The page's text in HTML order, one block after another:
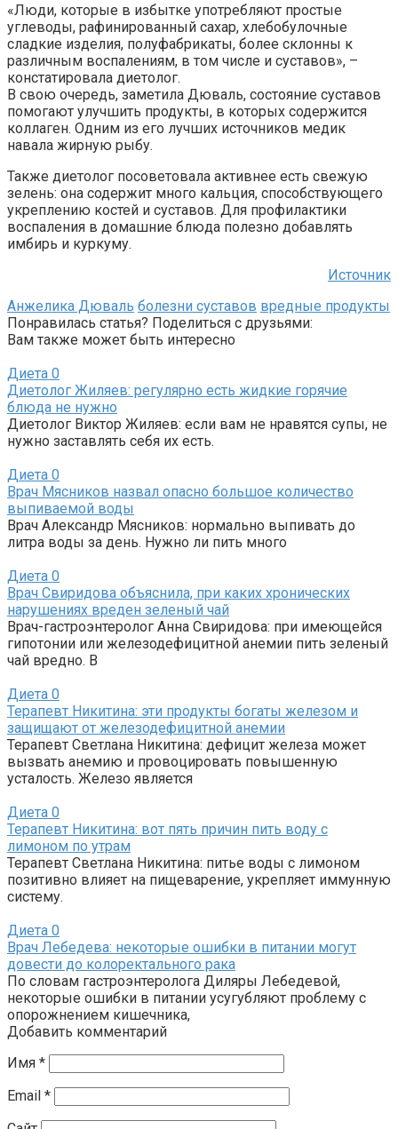
«Люди, которые в избытке употребляют простые
углеводы, рафинированный сахар, хлебобулочные
сладкие изделия, полуфабрикаты, более склонны к
различным воспалениям, в том числе и суставов», –
констатировала диетолог.
В свою очередь, заметила Дюваль, состояние суставов
помогают улучшить продукты, в которых содержится
коллаген. Одним из его лучших источников медик
навала жирную рыбу.
Также диетолог посоветовала активнее есть свежую
зелень: она содержит много кальция, способствующего
укреплению костей и суставов. Для профилактики
воспаления в домашние блюда полезно добавлять
имбирь и куркуму.
Источник
Анжелика Дюваль болезни суставов вредные продукты
Понравилась статья? Поделиться с друзьями:
Вам также может быть интересно
Диета 0
Диетолог Жиляев: регулярно есть жидкие горячие
блюда не нужно
Диетолог Виктор Жиляев: если вам не нравятся супы, не
нужно заставлять себя их есть.
Диета 0
Врач Мясников назвал опасно большое количество
выпиваемой воды
Врач Александр Мясников: нормально выпивать до
литра воды за день. Нужно ли пить много
Диета 0
Врач Свиридова объяснила, при каких хронических
нарушениях вреден зеленый чай
Врач-гастроэнтеролог Анна Свиридова: при имеющейся
гипотонии или железодефицитной анемии пить зеленый
чай вредно. В
Диета 0
Терапевт Никитина: эти продукты богаты железом и
защищают от железодефицитной анемии
Терапевт Светлана Никитина: дефицит железа может
вызвать анемию и провоцировать повышенную
усталость. Железо является
Диета 0
Терапевт Никитина: вот пять причин пить воду с
лимоном по утрам
Терапевт Светлана Никитина: питье воды с лимоном
позитивно влияет на пищеварение, укрепляет иммунную
систему.
Диета 0
Врач Лебедева: некоторые ошибки в питании могут
довести до колоректального рака
По словам гастроэнтеролога Диляры Лебедевой,
некоторые ошибки в питании усугубляют проблему с
опорожнением кишечника,
Добавить комментарий
Имя *
Email *